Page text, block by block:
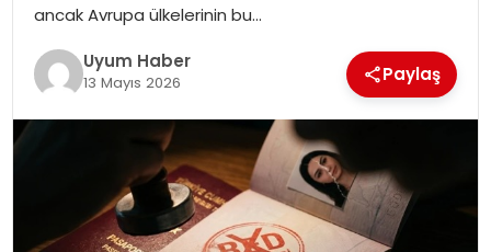
ancak Avrupa ülkelerinin bu…
Uyum Haber
13 Mayıs 2026 Paylaş